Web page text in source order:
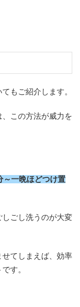
もご紹介します。
この方法が威力を
～一晩ほどつけ置
ごし洗うのが大変
てしまえば、効率
す。